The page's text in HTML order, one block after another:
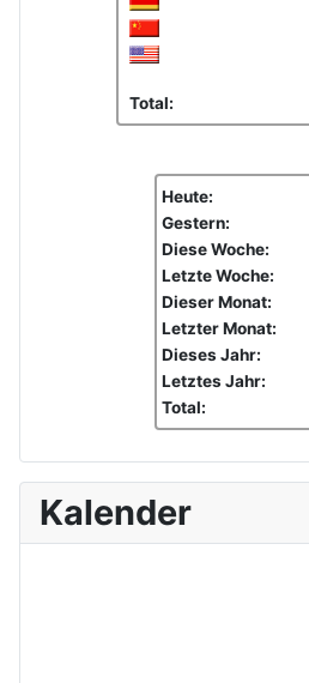
Total:
Heute:
Gestern:
Diese Woche:
Letzte Woche:
Dieser Monat:
Letzter Monat:
Dieses Jahr:
Letztes Jahr:
Total:
Kalender